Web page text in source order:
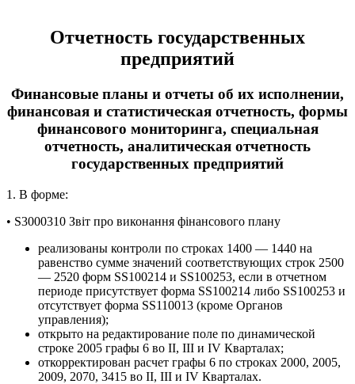
Отчетность государственных
предприятий
Финансовые планы и отчеты об их исполнении,
финансовая и статистическая отчетность, формы
финансового мониторинга, специальная
отчетность, аналитическая отчетность
государственных предприятий
1. В форме:
• S3000310 Звіт про виконання фінансового плану
реализованы контроли по строках 1400 — 1440 на
равенство сумме значений соответствующих строк 2500
— 2520 форм SS100214 и SS100253, если в отчетном
периоде присутствует форма SS100214 либо SS100253 и
отсутствует форма SS110013 (кроме Органов
управления);
открыто на редактирование поле по динамической
строке 2005 графы 6 во ІІ, ІІІ и ІV Кварталах;
откорректирован расчет графы 6 по строках 2000, 2005,
2009, 2070, 3415 во ІІ, ІІІ и ІV Кварталах.